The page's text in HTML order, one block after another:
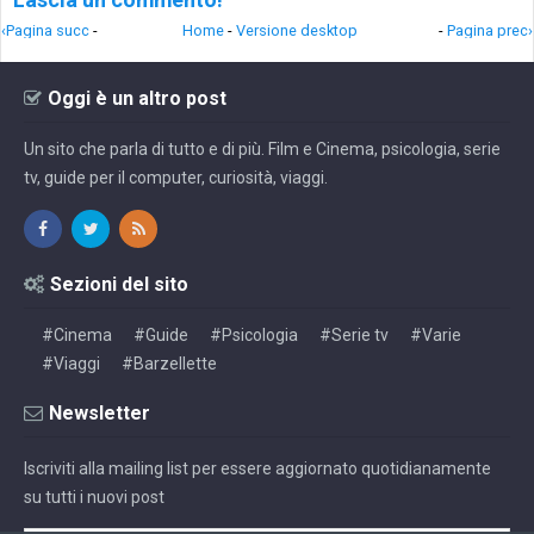
‹Pagina succ - - Pagina prec›
Home - Versione desktop
Oggi è un altro post
Un sito che parla di tutto e di più. Film e Cinema, psicologia, serie
tv, guide per il computer, curiosità, viaggi.
Sezioni del sito
#Cinema #Guide #Psicologia #Serie tv
#Varie
#Viaggi
#Barzellette
Newsletter
Iscriviti alla mailing list per essere aggiornato quotidianamente
su tutti i nuovi post